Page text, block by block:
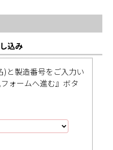
込み
)と製造番号をご入力い
ォームへ進む』ボタ